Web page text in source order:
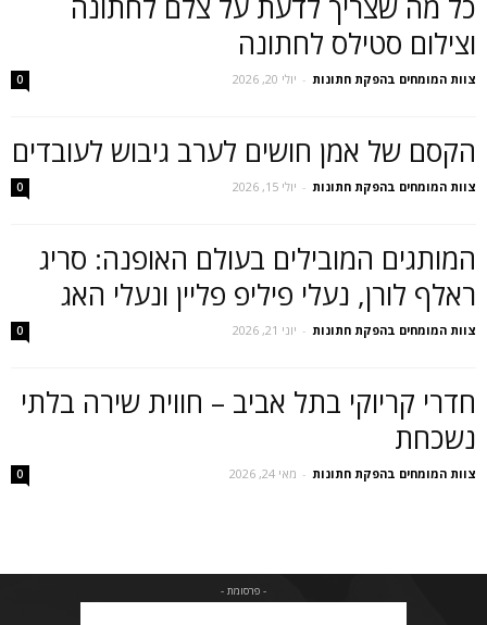
כל מה שצריך לדעת על צלם לחתונה
וצילום סטילס לחתונה
צוות המומחים בהפקת חתונות - יולי 20, 2026 0
הקסם של אמן חושים לערב גיבוש לעובדים
צוות המומחים בהפקת חתונות - יולי 15, 2026 0
המותגים המובילים בעולם האופנה: סריג
ראלף לורן, נעלי פיליפ פליין ונעלי האג
צוות המומחים בהפקת חתונות - יוני 21, 2026 0
חדרי קריוקי בתל אביב – חווית שירה בלתי
נשכחת
צוות המומחים בהפקת חתונות - מאי 24, 2026 0
- פרסומת -